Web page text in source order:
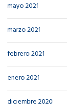
mayo 2021
marzo 2021
febrero 2021
enero 2021
diciembre 2020